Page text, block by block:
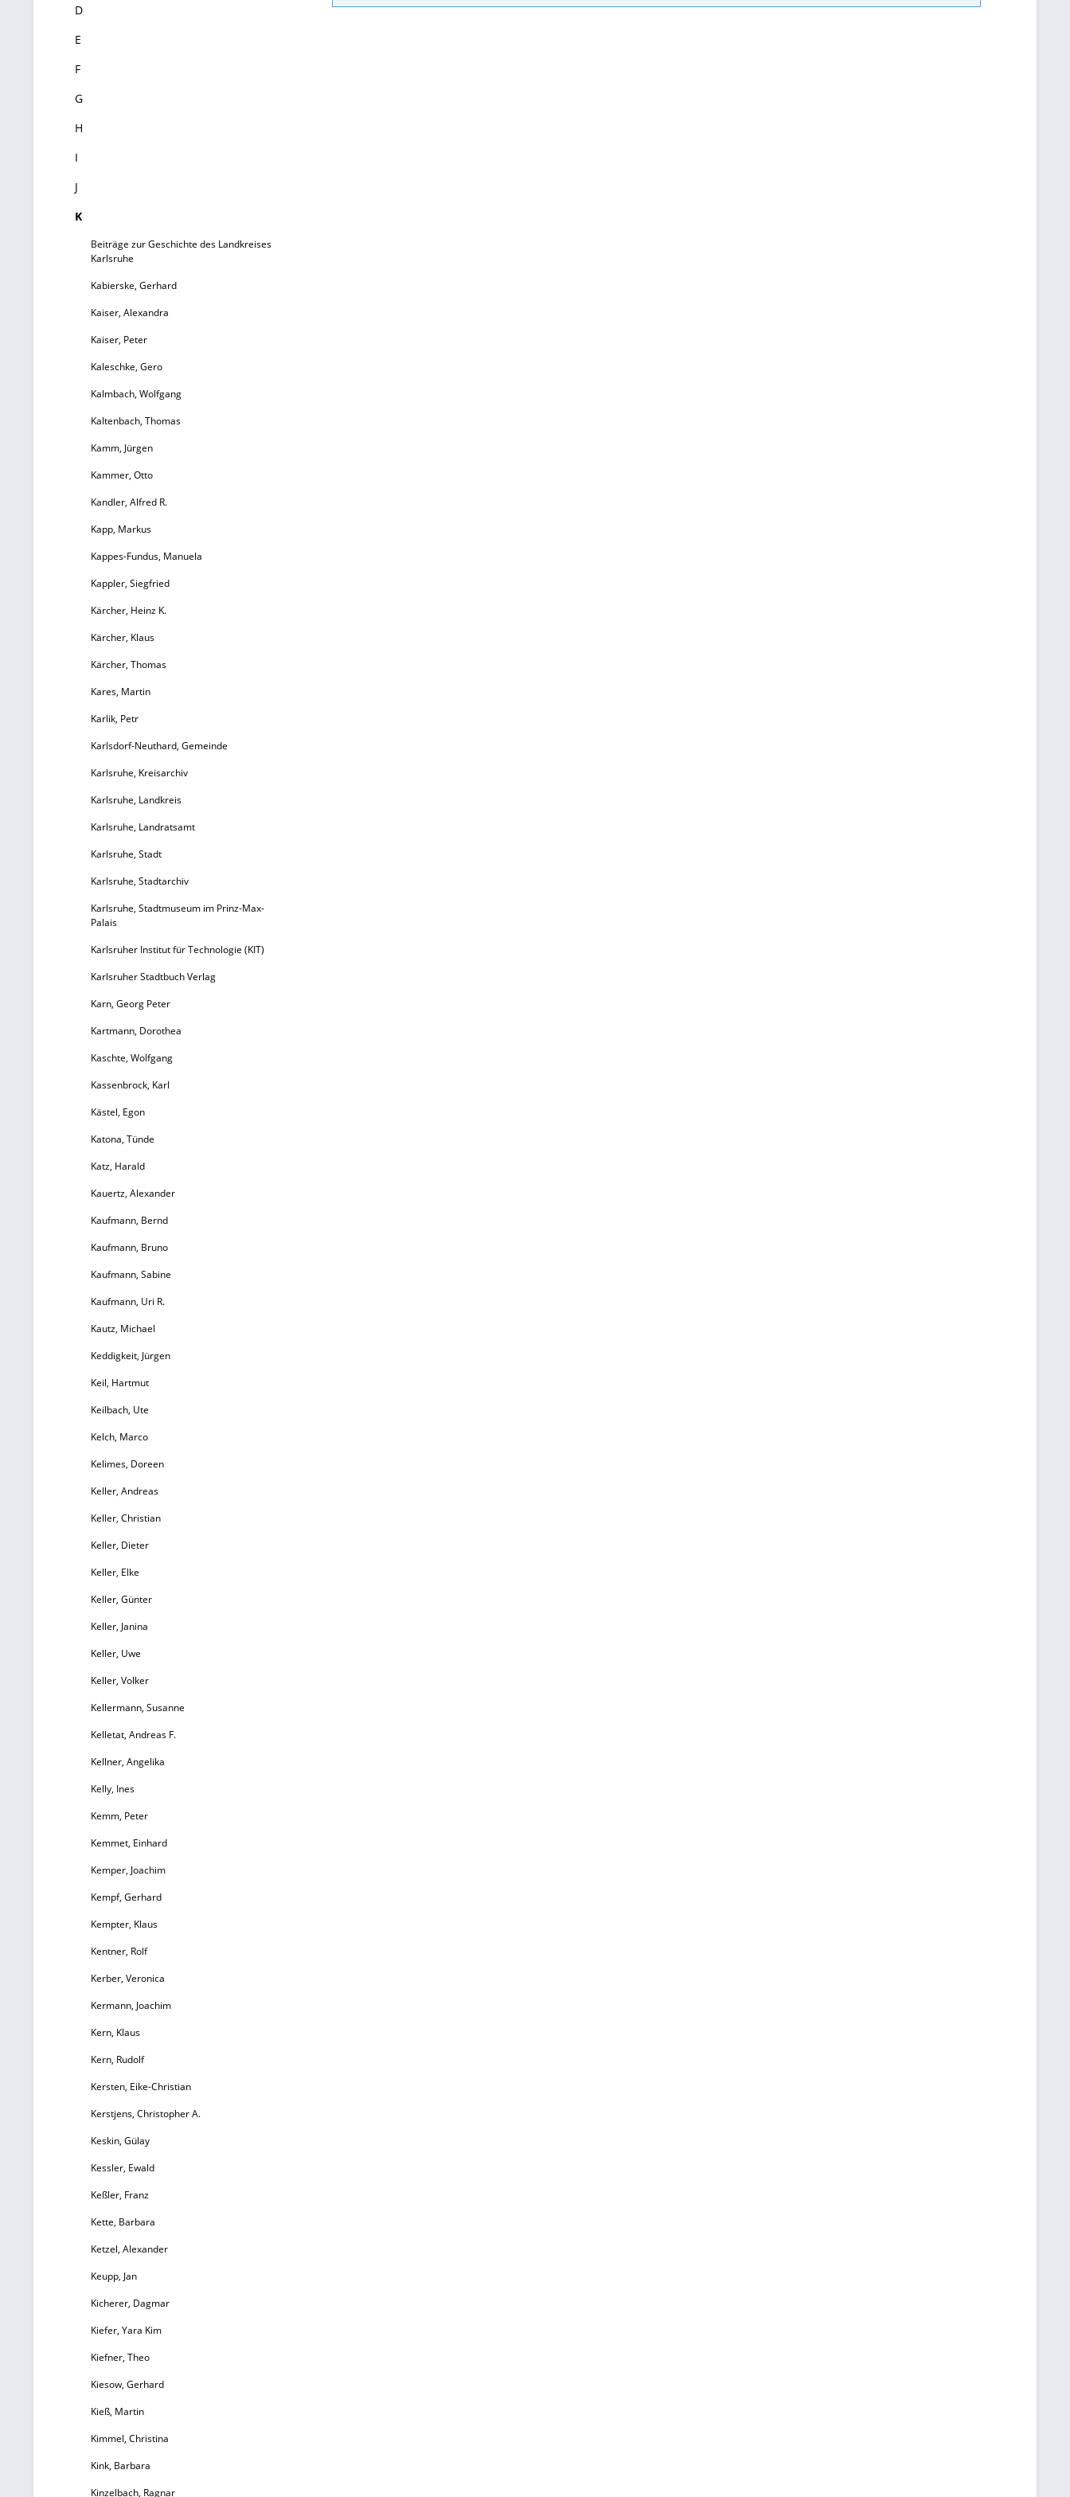
D
E
F
G
H
I
J
K
Beiträge zur Geschichte des Landkreises
Karlsruhe
Kabierske, Gerhard
Kaiser, Alexandra
Kaiser, Peter
Kaleschke, Gero
Kalmbach, Wolfgang
Kaltenbach, Thomas
Kamm, Jürgen
Kammer, Otto
Kandler, Alfred R.
Kapp, Markus
Kappes-Fundus, Manuela
Kappler, Siegfried
Kärcher, Heinz K.
Kärcher, Klaus
Kärcher, Thomas
Kares, Martin
Karlik, Petr
Karlsdorf-Neuthard, Gemeinde
Karlsruhe, Kreisarchiv
Karlsruhe, Landkreis
Karlsruhe, Landratsamt
Karlsruhe, Stadt
Karlsruhe, Stadtarchiv
Karlsruhe, Stadtmuseum im Prinz-Max-
Palais
Karlsruher Institut für Technologie (KIT)
Karlsruher Stadtbuch Verlag
Karn, Georg Peter
Kartmann, Dorothea
Kaschte, Wolfgang
Kassenbrock, Karl
Kästel, Egon
Katona, Tünde
Katz, Harald
Kauertz, Alexander
Kaufmann, Bernd
Kaufmann, Bruno
Kaufmann, Sabine
Kaufmann, Uri R.
Kautz, Michael
Keddigkeit, Jürgen
Keil, Hartmut
Keilbach, Ute
Kelch, Marco
Kelimes, Doreen
Keller, Andreas
Keller, Christian
Keller, Dieter
Keller, Elke
Keller, Günter
Keller, Janina
Keller, Uwe
Keller, Volker
Kellermann, Susanne
Kelletat, Andreas F.
Kellner, Angelika
Kelly, Ines
Kemm, Peter
Kemmet, Einhard
Kemper, Joachim
Kempf, Gerhard
Kempter, Klaus
Kentner, Rolf
Kerber, Veronica
Kermann, Joachim
Kern, Klaus
Kern, Rudolf
Kersten, Eike-Christian
Kerstjens, Christopher A.
Keskin, Gülay
Kessler, Ewald
Keßler, Franz
Kette, Barbara
Ketzel, Alexander
Keupp, Jan
Kicherer, Dagmar
Kiefer, Yara Kim
Kiefner, Theo
Kiesow, Gerhard
Kieß, Martin
Kimmel, Christina
Kink, Barbara
Kinzelbach, Ragnar